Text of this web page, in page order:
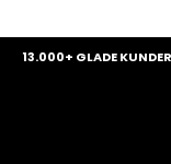
13.000+ GLADE KUNDER